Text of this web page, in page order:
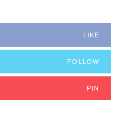
LIKE
FOLLOW
PIN